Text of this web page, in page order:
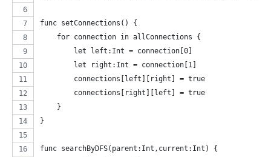
func setConnections() {
    for connection in allConnections {
        let left:Int = connection[0]
        let right:Int = connection[1]
        connections[left][right] = true
        connections[right][left] = true
    }
}
func searchByDFS(parent:Int,current:Int) {